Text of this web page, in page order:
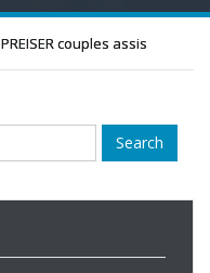
PREISER couples assis
Search